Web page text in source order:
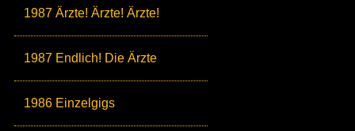
1987 Ärzte! Ärzte! Ärzte!
1987 Endlich! Die Ärzte
1986 Einzelgigs